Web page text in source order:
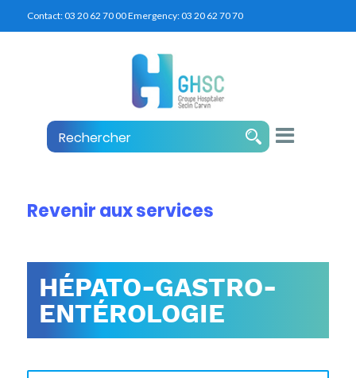
Contact:03 20 62 70 00Emergency:03 20 62 70 70
Revenir aux services
HÉPATO-GASTRO-
ENTÉROLOGIE